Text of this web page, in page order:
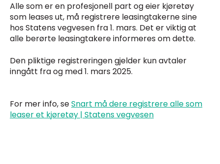
Alle som er en profesjonell part og eier kjøretøy
som leases ut, må registrere leasingtakerne sine
hos Statens vegvesen fra 1. mars. Det er viktig at
alle berørte leasingtakere informeres om dette.
Den pliktige registreringen gjelder kun avtaler
inngått fra og med 1. mars 2025.
For mer info, seSnart må dere registrere alle som
leaser et kjøretøy | Statens vegvesen